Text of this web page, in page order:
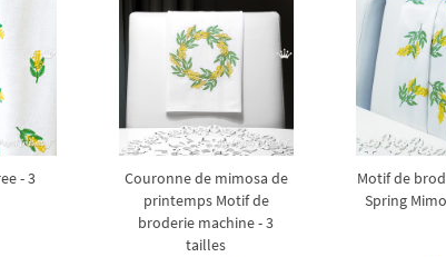
- 3
Couronne de mimosa de
printemps Motif de
broderie machine - 3
tailles
Motif de
Spring